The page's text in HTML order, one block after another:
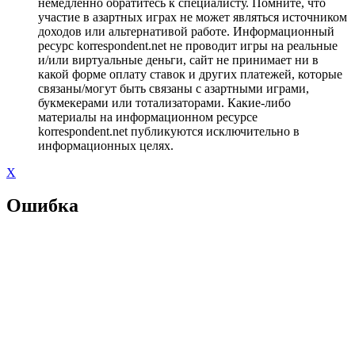
участие в азартных играх не может являться источником
доходов или альтернативой работе. Информационный
ресурс korrespondent.net не проводит игры на реальные
и/или виртуальные деньги, сайт не принимает ни в
какой форме оплату ставок и других платежей, которые
связаны/могут быть связаны с азартными играми,
букмекерами или тотализаторами. Какие-либо
материалы на информационном ресурсе
korrespondent.net публикуются исключительно в
информационных целях.
X
Ошибка